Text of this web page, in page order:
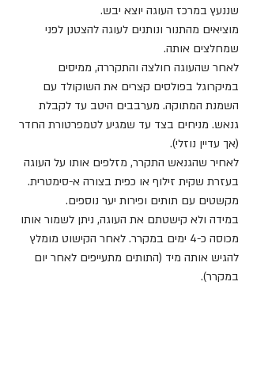
שננעץ במרכז העוגה יוצא יבש.
מוציאים מהתנור ונותנים לעוגה להצטנן לפני
שמחלצים אותה.
לאחר שהעוגה חולצה והתקררה, ממיסים
במיקרוגל בפולסים קצרים את השוקולד עם
השמנת המתוקה. מערבבים היטב עד לקבלת
גנאש. מניחים בצד עד שמגיע לטמפרטורת החדר
(אך עדיין נוזלי).
לאחיר שהגנאש התקרר, מזלפים אותו על העוגה
בעזרת שקית זילוף או כפית בצורה א-סימטרית.
מקשטים עם תותים ופירות יער נוספים.
במידה ולא קישטתם את העוגה, ניתן לשמור אותו
מכוסה כ-4 ימים במקרר. לאחר הקישוט מומלץ
להגיש אותה מיד (התותים מתעייפים לאחר יום
במקרר).